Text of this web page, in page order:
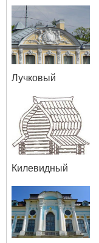
Лучковый
Килевидный